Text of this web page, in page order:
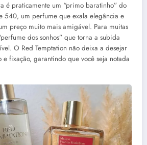
é praticamente um “primo baratinho” do
540, um perfume que exala elegância e
preço muito mais amigável. Para muitas
dos sonhos” que torna a subida
O Red Temptation não deixa a desejar
fixação, garantindo que você seja notada